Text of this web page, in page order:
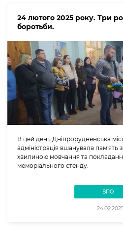
24 лютого 2025 року. Три
боротьби.
В цей день Дніпрорудненська
адміністрація вшанувала пам'ять
хвилиною мовчання та
меморіального стенду.
ВПО